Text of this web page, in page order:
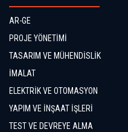
AR-GE
PROJE YÖNETİMİ
TASARIM VE MÜHENDİSLİK
İMALAT
ELEKTRİK VE OTOMASYON
YAPIM VE İNŞAAT İŞLERİ
TEST VE DEVREYE ALMA